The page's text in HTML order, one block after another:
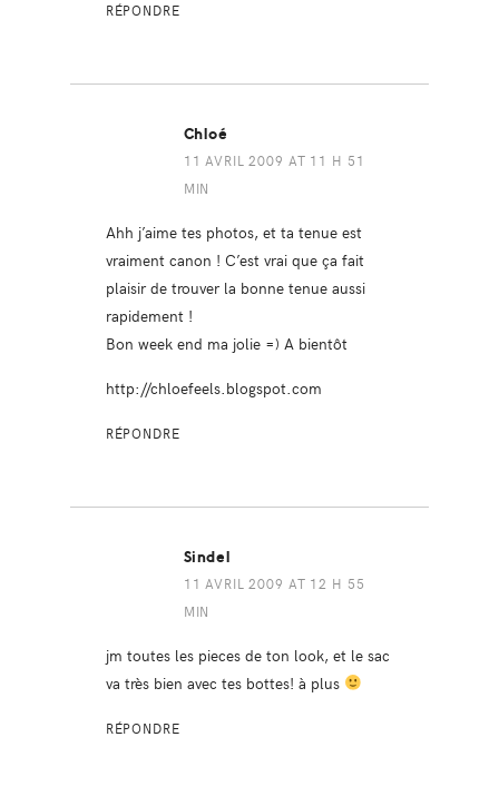
RÉPONDRE
Chloé
11 AVRIL 2009 AT 11 H 51
MIN
Ahh j’aime tes photos, et ta tenue est
vraiment canon ! C’est vrai que ça fait
plaisir de trouver la bonne tenue aussi
rapidement !
Bon week end ma jolie =) A bientôt
http://chloefeels.blogspot.com
RÉPONDRE
Sindel
11 AVRIL 2009 AT 12 H 55
MIN
jm toutes les pieces de ton look, et le sac
va très bien avec tes bottes! à plus
RÉPONDRE